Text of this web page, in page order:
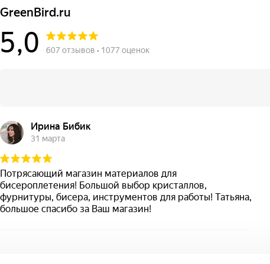
GreenBird.ru
5,0 607 отзывов • 1077 оценок
Ирина Бибик
31 марта
Потрясающий магазин материалов для
бисероплетения! Большой выбор кристаллов,
фурнитуры, бисера, инструментов для работы! Татьяна,
большое спасибо за Ваш магазин!